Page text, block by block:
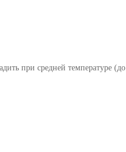
при средней температуре (до